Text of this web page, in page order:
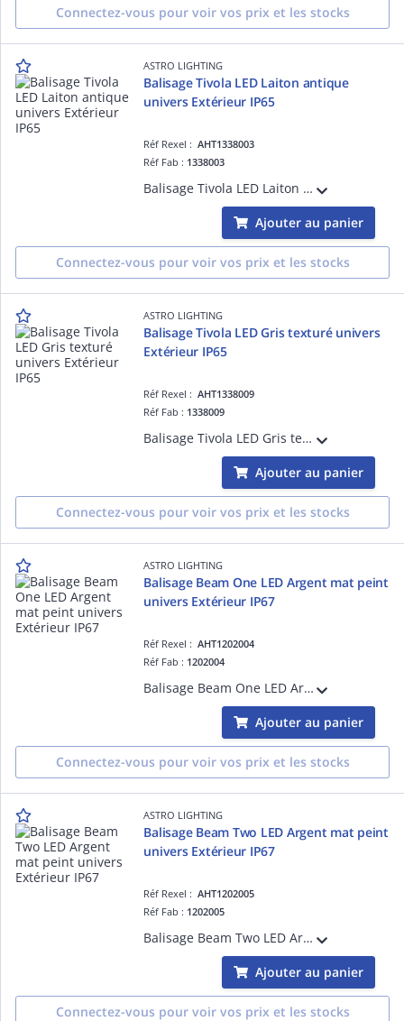
Connectez-vous pour voir vos prix et les stocks
ASTRO LIGHTING
Balisage Tivola LED Laiton antique
univers Extérieur IP65
Réf Rexel :AHT1338003
Réf Fab : 1338003
Balisage Tivola LED Laiton antique référence 1338003 univers Extérieur source incluse 1 x 2W LED dimmable driver requis IP65 Classe III - Basse tension Zone 1, 2, 3
Ajouter au panier
Connectez-vous pour voir vos prix et les stocks
ASTRO LIGHTING
Balisage Tivola LED Gris texturé univers
Extérieur IP65
Réf Rexel :AHT1338009
Réf Fab : 1338009
Balisage Tivola LED Gris texturé référence 1338009 univers Extérieur source incluse 1 x 2W LED dimmable driver requis IP65 Classe III - Basse tension Zone 1, 2, 3
Ajouter au panier
Connectez-vous pour voir vos prix et les stocks
ASTRO LIGHTING
Balisage Beam One LED Argent mat peint
univers Extérieur IP67
Réf Rexel :AHT1202004
Réf Fab : 1202004
Balisage Beam One LED Argent mat peint référence 1202004 univers Extérieur source incluse 1 x 2W LED dimmable driver requis IP67 Classe III - Basse tension Zone 1, 2, 3
Ajouter au panier
Connectez-vous pour voir vos prix et les stocks
ASTRO LIGHTING
Balisage Beam Two LED Argent mat peint
univers Extérieur IP67
Réf Rexel :AHT1202005
Réf Fab : 1202005
Balisage Beam Two LED Argent mat peint référence 1202005 univers Extérieur source incluse 1 x 2W LED dimmable driver requis IP67 Classe III - Basse tension Zone 1, 2, 3
Ajouter au panier
Connectez-vous pour voir vos prix et les stocks